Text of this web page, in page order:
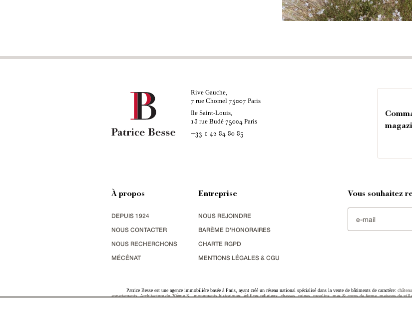
Rive Gauche,
7 rue Chomel 75007 Paris
Ile Saint-Louis,
18 rue Budé 75004Paris
+33 1 42 84 80 85
À propos
DEPUIS 1924
NOUS CONTACTER
NOUS RECHERCHONS
MÉCÉNAT
Entreprise
NOUS REJOINDRE
BARÈME D'HONORAIRES
CHARTE RGPD
MENTIONS LÉGALES & CGU
Vous souhaitez
Patrice Besse est une agence immobilière basée à Paris, ayant créé un réseau national spécialisé dans la vente de bâtiments de caractère:
appartements,Architecture du 20ème S.,monuments historiques,édifices religieux,chasses,ruines,moulins,mas & corps de ferme,maisons de